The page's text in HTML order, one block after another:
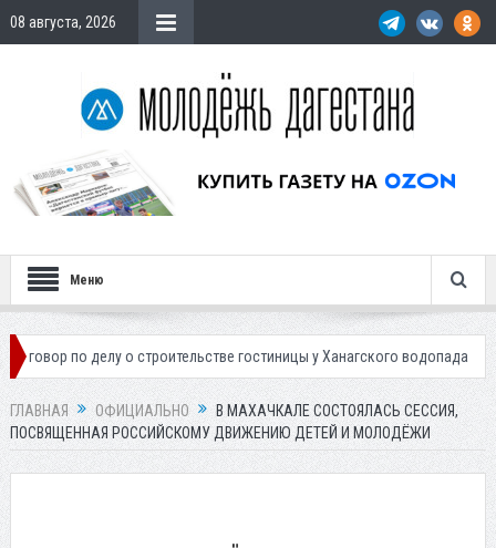
08 августа, 2026
Меню
делу о строительстве гостиницы у Ханагского водопада Власти
ГЛАВНАЯ ОФИЦИАЛЬНО
В МАХАЧКАЛЕ СОСТОЯЛАСЬ СЕССИЯ,
ПОСВЯЩЕННАЯ РОССИЙСКОМУ ДВИЖЕНИЮ ДЕТЕЙ И МОЛОДЁЖИ